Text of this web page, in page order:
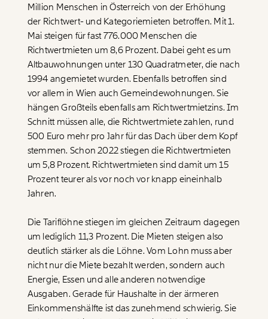
Million Menschen in Österreich von der Erhöhung
der Richtwert- und Kategoriemieten betroffen. Mit 1.
Mai steigen für fast 776.000 Menschen die
Richtwertmieten um 8,6 Prozent. Dabei geht es um
Altbauwohnungen unter 130 Quadratmeter, die nach
1994 angemietet wurden. Ebenfalls betroffen sind
vor allem in Wien auch Gemeindewohnungen. Sie
hängen Großteils ebenfalls am Richtwertmietzins. Im
Schnitt müssen alle, die Richtwertmiete zahlen, rund
500 Euro mehr pro Jahr für das Dach über dem Kopf
stemmen. Schon 2022 stiegen die Richtwertmieten
um 5,8 Prozent. Richtwertmieten sind damit um 15
Prozent teurer als vor noch vor knapp eineinhalb
Jahren.
Die Tariflöhne stiegen im gleichen Zeitraum dagegen
um lediglich 11,3 Prozent. Die Mieten steigen also
deutlich stärker als die Löhne. Vom Lohn muss aber
nicht nur die Miete bezahlt werden, sondern auch
Energie, Essen und alle anderen notwendige
Ausgaben. Gerade für Haushalte in der ärmeren
Einkommenshälfte ist das zunehmend schwierig. Sie